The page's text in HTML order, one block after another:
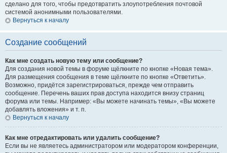
сделано для того, чтобы предотвратить злоупотребления почтовой
системой анонимными пользователями.
Вернуться к началу
Создание сообщений
Как мне создать новую тему или сообщение?
Для создания новой темы в форуме щёлкните по кнопке «Новая тема».
Для размещения сообщения в теме щёлкните по кнопке «Ответить».
Возможно, придётся зарегистрироваться, прежде чем отправить
сообщение. Перечень ваших прав доступа находится внизу страниц
форума или темы. Например: «Вы можете начинать темы», «Вы можете
добавлять вложения» и т. п.
Вернуться к началу
Как мне отредактировать или удалить сообщение?
Если вы не являетесь администратором или модератором конференции,